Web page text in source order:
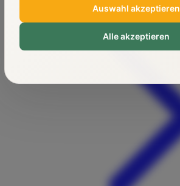
Auswahl akzeptieren
Alle akzeptieren